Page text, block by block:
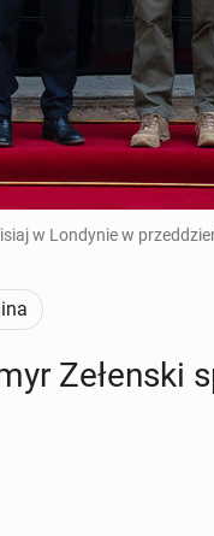
w Londynie w
Ze­łen­ski